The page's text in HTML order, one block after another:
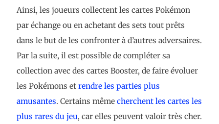
Ainsi, les joueurs collectent les cartes Pokémon
par échange ou en achetant des sets tout prêts
dans le but de les confronter à d’autres adversaires.
Par la suite, il est possible de compléter sa
collection avec des cartes Booster, de faire évoluer
les Pokémons et rendre les parties plus
amusantes. Certains même cherchent les cartes les
plus rares du jeu, car elles peuvent valoir très cher.